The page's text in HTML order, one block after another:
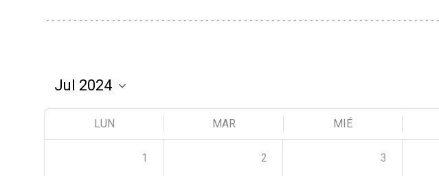
LUN MAR MIÉ
1 2 3